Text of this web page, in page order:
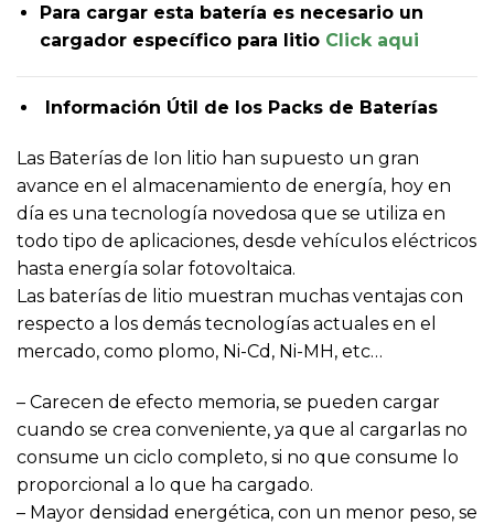
Para cargar esta batería es necesario un
cargador específico para litio Click aqui
Información Útil de los Packs de Baterías
Las Baterías de Ion litio han supuesto un gran
avance en el almacenamiento de energía, hoy en
día es una tecnología novedosa que se utiliza en
todo tipo de aplicaciones, desde vehículos eléctricos
hasta energía solar fotovoltaica.
Las baterías de litio muestran muchas ventajas con
respecto a los demás tecnologías actuales en el
mercado, como plomo, Ni-Cd, Ni-MH, etc…
– Carecen de efecto memoria, se pueden cargar
cuando se crea conveniente, ya que al cargarlas no
consume un ciclo completo, si no que consume lo
proporcional a lo que ha cargado.
– Mayor densidad energética, con un menor peso, se